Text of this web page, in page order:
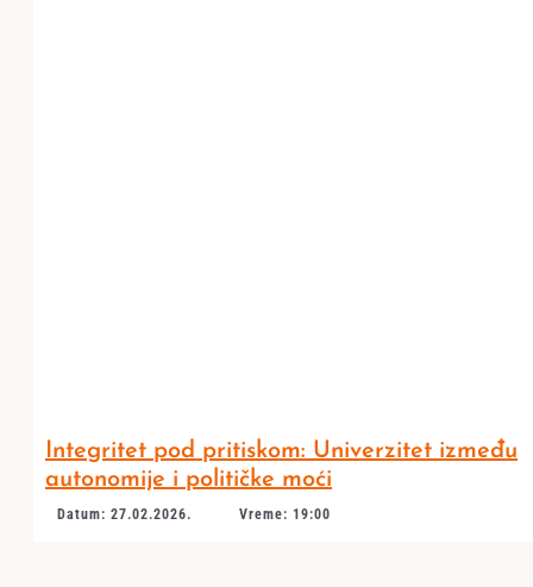
Integritet pod pritiskom: Univerzitet između
autonomije i političke moći
Datum: 27.02.2026. Vreme: 19:00